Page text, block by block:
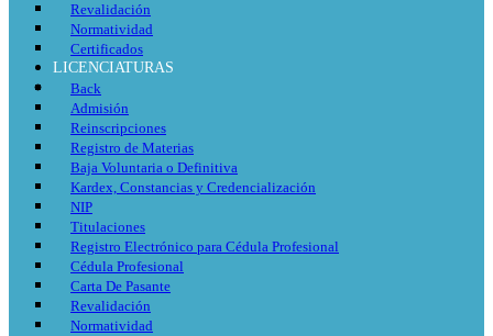
Revalidación
Normatividad
Certificados
LICENCIATURAS
Back
Admisión
Reinscripciones
Registro de Materias
Baja Voluntaria o Definitiva
Kardex, Constancias y Credencialización
NIP
Titulaciones
Registro Electrónico para Cédula Profesional
Cédula Profesional
Carta De Pasante
Revalidación
Normatividad